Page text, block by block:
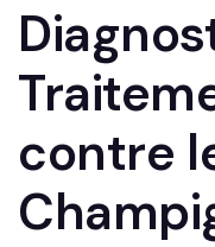
contre